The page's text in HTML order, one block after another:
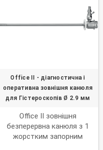
Office II - діагностична і
оперативна зовнішня канюля
для Гістероскопів Ø 2.9 мм
Office II зовнішня
безперервна канюля з 1
жорстким запорним